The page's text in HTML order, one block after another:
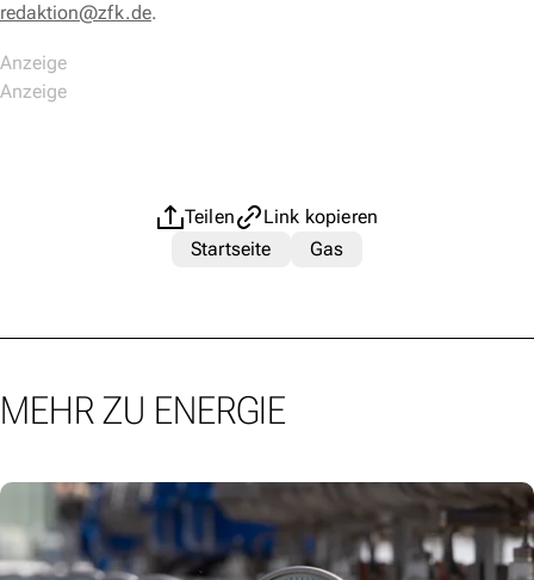
redaktion@zfk.de.
Teilen
Link kopieren
Startseite
Gas
MEHR ZU ENERGIE